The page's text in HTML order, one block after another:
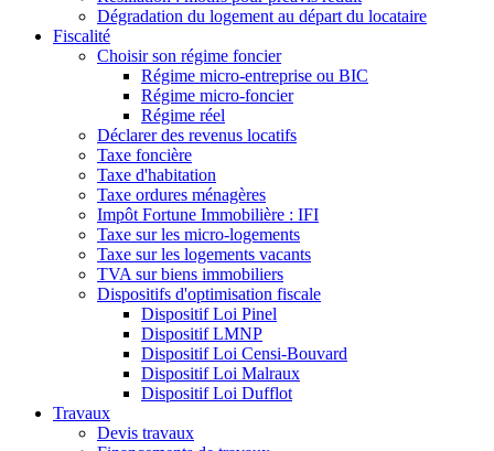
Dégradation du logement au départ du locataire
Fiscalité
Choisir son régime foncier
Régime micro-entreprise ou BIC
Régime micro-foncier
Régime réel
Déclarer des revenus locatifs
Taxe foncière
Taxe d'habitation
Taxe ordures ménagères
Impôt Fortune Immobilière : IFI
Taxe sur les micro-logements
Taxe sur les logements vacants
TVA sur biens immobiliers
Dispositifs d'optimisation fiscale
Dispositif Loi Pinel
Dispositif LMNP
Dispositif Loi Censi-Bouvard
Dispositif Loi Malraux
Dispositif Loi Dufflot
Travaux
Devis travaux